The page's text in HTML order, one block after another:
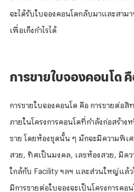
จะได้รับใบจองคอนโดกลับมาและสามา
เพื่อเก็งกำไรได้
การขายใบจองคอนโด คื
การขายใบจองคอนโด คือ การขายต่อสิ
ภายในโครงการคอนโดที่กำลังก่อสร้าง
ขาย โดยห้องชุดนั้น ๆ มักจะมีความพิเ
สวย, ทิศเป็นมงคล, เลขห้องสวย, มีค
ใกล้กับ Facility ฯลฯ และส่วนใหญ่แล้ว
มีการขายต่อใบจองจะเป็นโครงการคอ